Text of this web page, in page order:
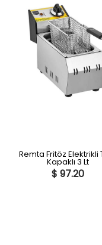
Remta Fritöz Elektrikli
Kapaklı 3 Lt
$ 97.20